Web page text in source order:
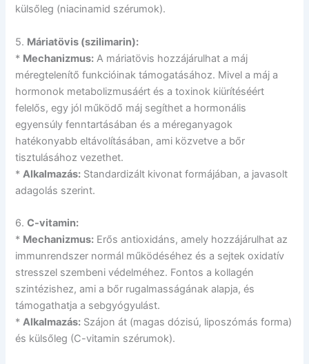
külsőleg (niacinamid szérumok).
5. Máriatövis (szilimarin):
* Mechanizmus: A máriatövis hozzájárulhat a máj
méregtelenítő funkcióinak támogatásához. Mivel a máj a
hormonok metabolizmusáért és a toxinok kiürítéséért
felelős, egy jól működő máj segíthet a hormonális
egyensúly fenntartásában és a méreganyagok
hatékonyabb eltávolításában, ami közvetve a bőr
tisztulásához vezethet.
* Alkalmazás: Standardizált kivonat formájában, a javasolt
adagolás szerint.
6.C-vitamin:
* Mechanizmus: Erős antioxidáns, amely hozzájárulhat az
immunrendszer normál működéséhez és a sejtek oxidatív
stresszel szembeni védelméhez. Fontos a kollagén
szintézishez, ami a bőr rugalmasságának alapja, és
támogathatja a sebgyógyulást.
*Alkalmazás: Szájon át (magas dózisú, liposzómás forma)
és külsőleg (C-vitamin szérumok).